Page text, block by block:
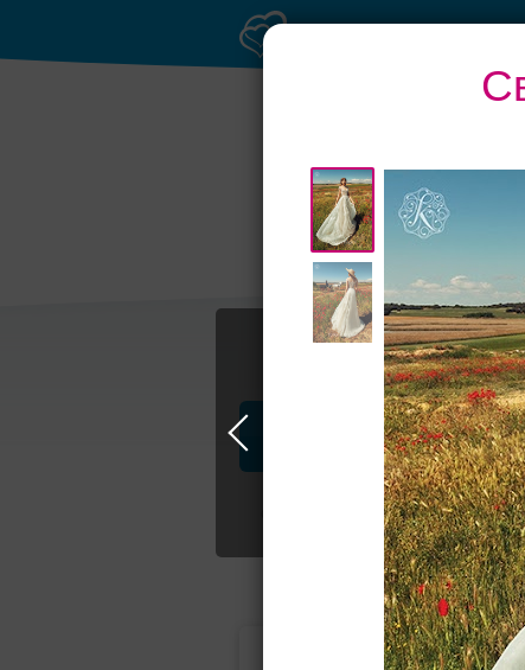
Профессионалы и услуги
Свадебные
Подбор